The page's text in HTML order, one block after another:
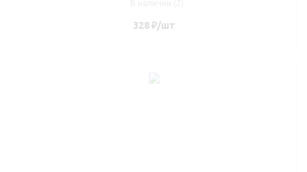
328₽/шт